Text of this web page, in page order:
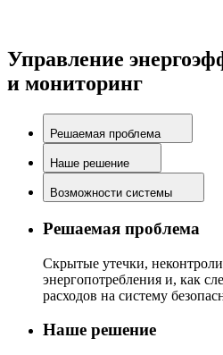
Управление
и мониторинг
Решаемая проблема
Наше решение
Возможности системы
Решаемая проблема
Скрытые утечки,
энергопотребления и, как
расходов на систему
Наше решение